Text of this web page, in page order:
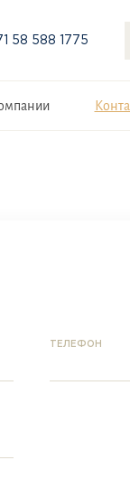
58 588 1775
ТЕЛЕФОН